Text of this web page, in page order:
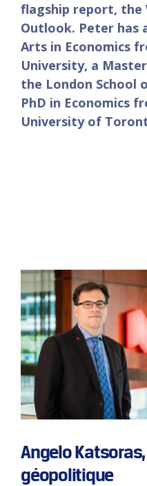
flagship report, the
Outlook. Peter has
Arts in Economics
University, a
the London School
PhD in Economics
University of
Angelo
géopolitique